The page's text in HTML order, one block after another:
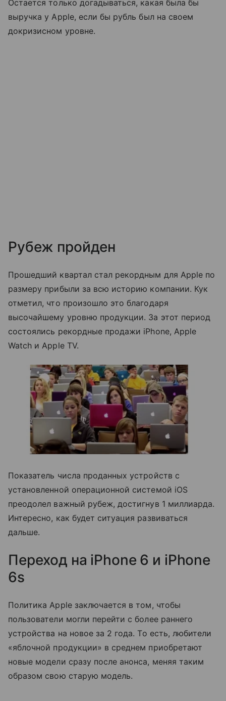
Остается только догадываться, какая была бы
выручка у Apple, если бы рубль был на своем
докризисном уровне.
Рубеж пройден
Прошедший квартал стал рекордным для Apple по
размеру прибыли за всю историю компании. Кук
отметил, что произошло это благодаря
высочайшему уровню продукции. За этот период
состоялись рекордные продажи iPhone, Apple
Watch и Apple TV.
Показатель числа проданных устройств с
установленной операционной системой iOS
преодолел важный рубеж, достигнув 1 миллиарда.
Интересно, как будет ситуация развиваться
дальше.
Переход на iPhone 6 и iPhone
6s
Политика Apple заключается в том, чтобы
пользователи могли перейти с более раннего
устройства на новое за 2 года. То есть, любители
«яблочной продукции» в среднем приобретают
новые модели сразу после анонса, меняя таким
образом свою старую модель.